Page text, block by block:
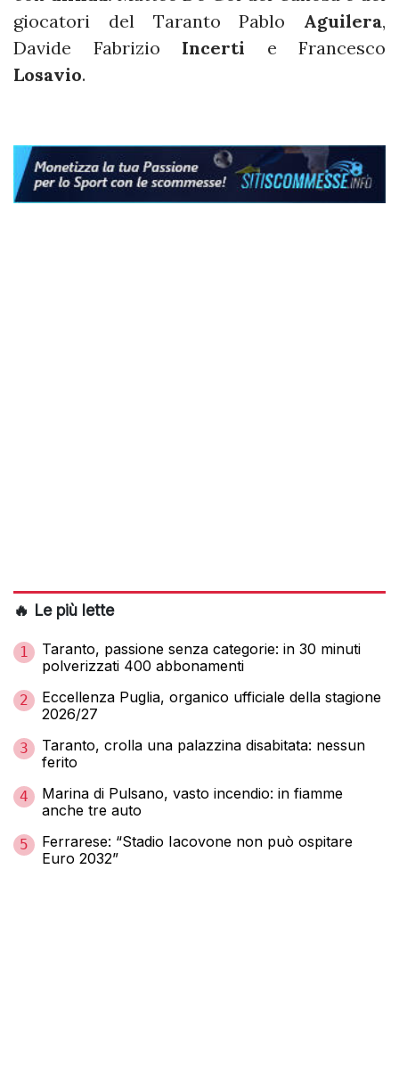
giocatori del Taranto Pablo Aguilera,
Davide Fabrizio Incerti e Francesco
Losavio.
🔥 Le più lette
1
Taranto, passione senza categorie: in 30 minuti
polverizzati 400 abbonamenti
2
Eccellenza Puglia, organico ufficiale della stagione
2026/27
3
Taranto, crolla una palazzina disabitata: nessun
ferito
4
Marina di Pulsano, vasto incendio: in fiamme
anche tre auto
5
Ferrarese: “Stadio Iacovone non può ospitare
Euro 2032”